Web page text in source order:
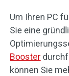
Um Ihren PC
Sie eine
Booster
können Sie